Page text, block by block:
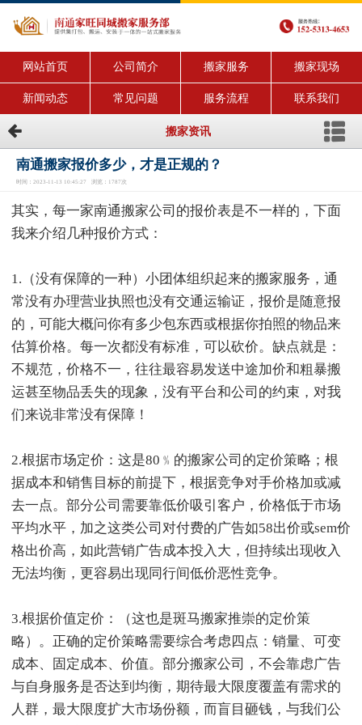
网站首页 公司简介 搬家服务 搬家现场
新闻动态 常见问题 服务流程 联系我们
搬家资讯
南通搬家报价多少，才是正规的？
时间：2023-11-13 10:45:27 浏览：1787次
其实，每一家南通搬家公司的报价表是不一样的，下面
我来介绍几种报价方式：
1.（没有保障的一种）小团体组织起来的搬家服务，通
常没有办理营业执照也没有交通运输证，报价是随意报
的，可能大概问你有多少包东西或根据你拍照的物品来
估算价格。每一次都没有标准，可以砍价。缺点就是：
不规范，价格不一，往往最容易发送中途加价和粗暴搬
运甚至物品丢失的现象，没有平台和公司的约束，对我
们来说非常没有保障！
2.根据市场定价：这是80﹪的搬家公司的定价策略；根
据成本和销售目标的前提下，根据竞争对手价格加或减
去一点。部分公司需要靠低价吸引客户，价格低于市场
平均水平，加之这类公司对付费的广告如58出价或sem价
格出价高，如此营销广告成本投入大，但持续出现收入
无法均衡，更容易出现同行间低价恶性竞争。
3.根据价值定价：（这也是斑马搬家推崇的定价策
略）。正确的定价策略需要综合考虑四点：销量、可变
成本、固定成本、价值。部分搬家公司，不会靠虑广告
与自身服务是否达到均衡，期待最大限度覆盖有需求的
人群，最大限度扩大市场份额，而盲目砸钱，与我们公